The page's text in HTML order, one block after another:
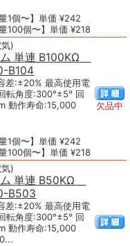
量1個〜】単価 ¥242
量100個〜】単価 ¥218
)
単連 B100KΩ
B104
差:±20% 最高使用電
転角度:300°±5° 回
動作寿命:15,000
量1個〜】単価 ¥242
量100個〜】単価 ¥218
欠品中
)
ム 単連 B50KΩ
B503
差:±20% 最高使用電
転角度:300°±5° 回
動作寿命:15,000